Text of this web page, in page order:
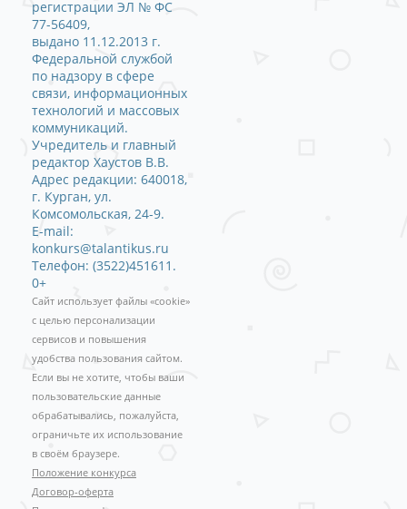
регистрации ЭЛ № ФС
77-56409,
выдано 11.12.2013 г.
Федеральной службой
по надзору в сфере
связи, информационных
технологий и массовых
коммуникаций.
Учредитель и главный
редактор Хаустов В.В.
Адрес редакции: 640018,
г. Курган, ул.
Комсомольская, 24-9.
E-mail:
konkurs@talantikus.ru
Телефон: (3522)451611.
0+
Сайт использует файлы «cookie»
с целью персонализации
сервисов и повышения
удобства пользования сайтом.
Если вы не хотите, чтобы ваши
пользовательские данные
обрабатывались, пожалуйста,
ограничьте их использование
в своём браузере.
Положение конкурса
Договор-оферта